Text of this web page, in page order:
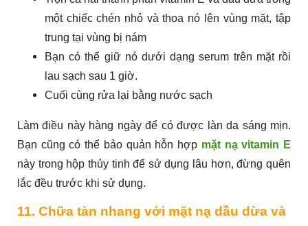
một chiếc chén nhỏ và thoa nó lên vùng mặt, tập
trung tại vùng bị nám
Bạn có thể giữ nó dưới dạng serum trên mặt rồi
lau sạch sau 1 giờ.
Cuối cùng rửa lại bằng nước sạch
Làm điều này hàng ngày để có được làn da sáng mịn.
Bạn cũng có thể bảo quản hỗn hợp mặt nạ vitamin E
này trong hộp thủy tinh để sử dụng lâu hơn, đừng quên
lắc đều trước khi sử dụng.
11. Chữa tàn nhang với mặt nạ dầu dừa và